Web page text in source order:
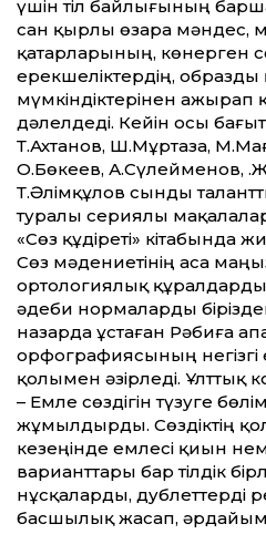
үшін тіл байлығының барша
сан қырлы өзара мәндес,
қатарларының, көнерген
ерекшеліктердің,
мүмкіндіктерінен ажырап
дәлелдеді. Кейін осы
Т.Ахтанов, Ш.Мұртаза,
О.Бөкеев, А.Сүлейменов,
Т.Әлімқұлов сынды
туралы сериялы
«Сөз құдіреті» кітабында
Сөз мәдениетінің аса
ортологиялық
әдеби нормаларды
назарда ұстаған Рәбиға
орфографиясының негізгі
қолымен әзірледі. Ұлт­тық
– Емле сөздігін түзуге
жұмылдырды. Сөздіктің
кезеңінде емлесі қиын
вариант­тары бар тілдік
нұсқаларды, дублет­терді
басшылық жасап,